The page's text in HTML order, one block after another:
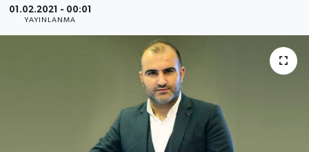
01.02.2021 - 00:01
YAYINLANMA
SEKTÖR